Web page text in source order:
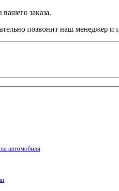
заказа.
позвонит наш менеджер и
автомобиля